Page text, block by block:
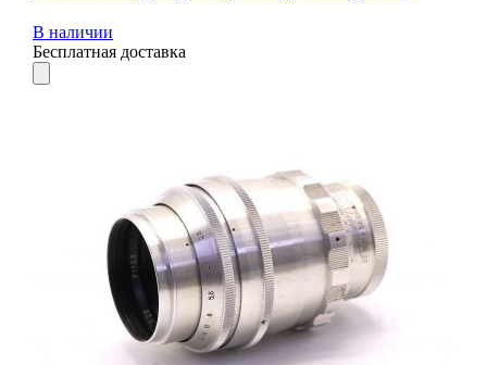
В наличии
Бесплатная доставка